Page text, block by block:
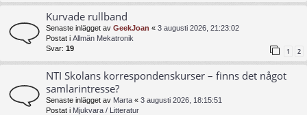
Kurvade rullband
Senaste inlägget av GeekJoan « 3 augusti 2026, 21:23:02
Postat i Allmän Mekatronik
Svar: 19 1 2
NTI Skolans korrespondenskurser – finns det något
samlarintresse?
Senaste inlägget av Marta « 3 augusti 2026, 18:15:51
Postat i Mjukvara / Litteratur